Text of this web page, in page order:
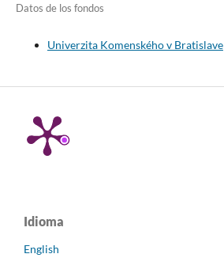
Datos de los fondos
Univerzita Komenského v Bratislave
Idioma
English